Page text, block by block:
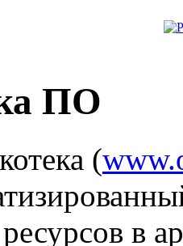
ПО
(
в